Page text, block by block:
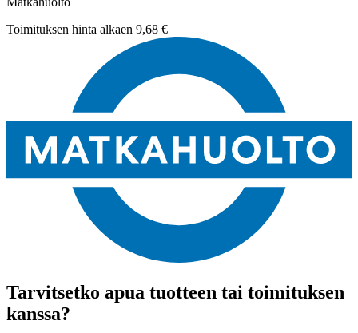
Toimituksen hinta alkaen 9,68 €
Tarvitsetko apua tuotteen tai toimituksen
kanssa?